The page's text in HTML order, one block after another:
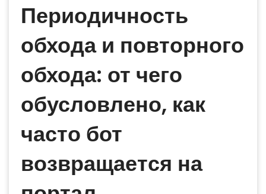
Периодичность
обхода и повторного
обхода: от чего
обусловлено, как
часто бот
возвращается на